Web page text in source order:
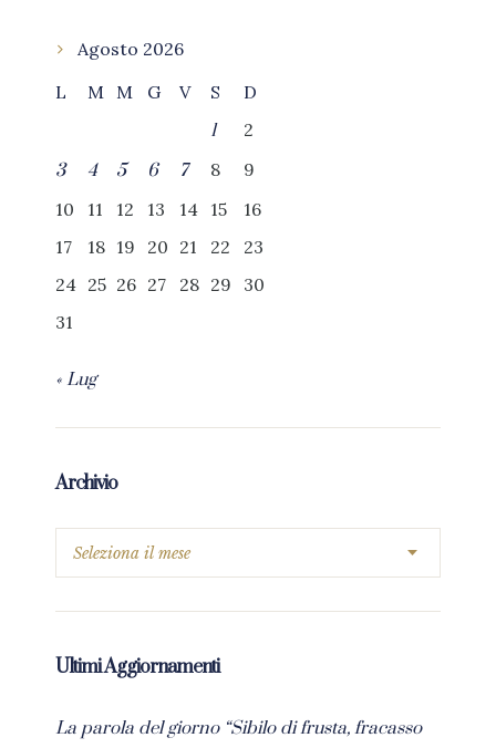
Agosto 2026
L
M M G V S
D
1
2
3
4 5 6 7 8
9
10
11 12 13 14 15
16
17
18 19 20 21 22
23
24 25 26 27 28 29
30
31
« Lug
Archivio
Ultimi Aggiornamenti
La parola del giorno “Sibilo di frusta, fracasso